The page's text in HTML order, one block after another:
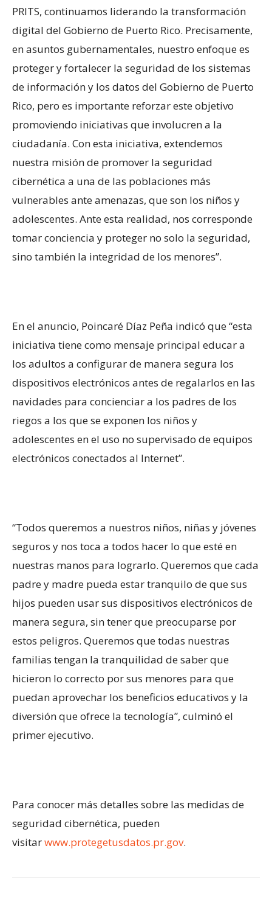
PRITS, continuamos liderando la transformación
digital del Gobierno de Puerto Rico. Precisamente,
en asuntos gubernamentales, nuestro enfoque es
proteger y fortalecer la seguridad de los sistemas
de información y los datos del Gobierno de Puerto
Rico, pero es importante reforzar este objetivo
promoviendo iniciativas que involucren a la
ciudadanía. Con esta iniciativa, extendemos
nuestra misión de promover la seguridad
cibernética a una de las poblaciones más
vulnerables ante amenazas, que son los niños y
adolescentes. Ante esta realidad, nos corresponde
tomar conciencia y proteger no solo la seguridad,
sino también la integridad de los menores”.
En el anuncio, Poincaré Díaz Peña indicó que “esta
iniciativa tiene como mensaje principal educar a
los adultos a configurar de manera segura los
dispositivos electrónicos antes de regalarlos en las
navidades para concienciar a los padres de los
riegos a los que se exponen los niños y
adolescentes en el uso no supervisado de equipos
electrónicos conectados al Internet”.
“Todos queremos a nuestros niños, niñas y jóvenes
seguros y nos toca a todos hacer lo que esté en
nuestras manos para lograrlo. Queremos que cada
padre y madre pueda estar tranquilo de que sus
hijos pueden usar sus dispositivos electrónicos de
manera segura, sin tener que preocuparse por
estos peligros. Queremos que todas nuestras
familias tengan la tranquilidad de saber que
hicieron lo correcto por sus menores para que
puedan aprovechar los beneficios educativos y la
diversión que ofrece la tecnología”, culminó el
primer ejecutivo.
Para conocer más detalles sobre las medidas de
seguridad cibernética, pueden
visitarwww.protegetusdatos.pr.gov.